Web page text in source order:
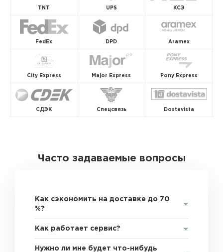
TNT UPS КСЭ
FedEx DPD Aramex
City Express Major Express Pony Express
СДЭК Спецсвязь Dostavista
Часто задаваемые вопросы
Как сэкономить на доставке до 70
%?
Как работает сервис?
Нужно ли мне будет что-нибудь